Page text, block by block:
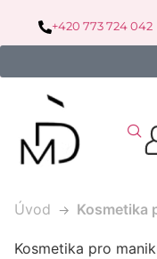
+420 773 724 042
Úvod Kosmetika
Kosmetika pro